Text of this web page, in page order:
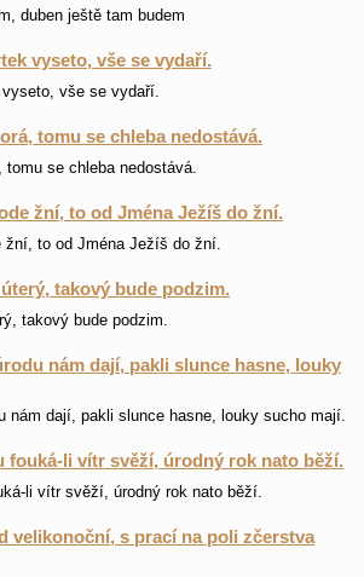
duben ještě tam budem
vyseto, vše se vydaří.
vše se vydaří.
tomu se chleba nedostává.
tomu se chleba nedostává.
žní, to od Jména Ježíš do žní.
žní, to od Jména Ježíš do žní.
takový bude podzim.
takový bude podzim.
nám dají, pakli slunce hasne, louky
nám dají, pakli slunce hasne, louky sucho mají.
fouká-li vítr svěží, úrodný rok nato běží.
li vítr svěží, úrodný rok nato běží.
velikonoční, s prací na poli zčerstva